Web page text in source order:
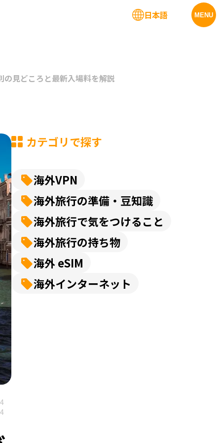
MENU
日本語
見どころと最新入場料を解説
カテゴリで探す
海外VPN
海外旅行の準備・豆知識
海外旅行で気をつけること
海外旅行の持ち物
海外 eSIM
海外インターネット